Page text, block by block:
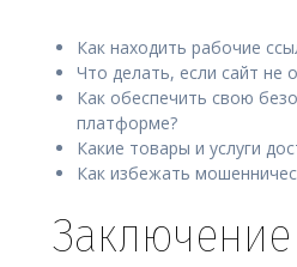
Как находить рабочие
Что делать, если сайт не
Как обеспечить свою
платформе?
Какие товары и услуги
Как избежать